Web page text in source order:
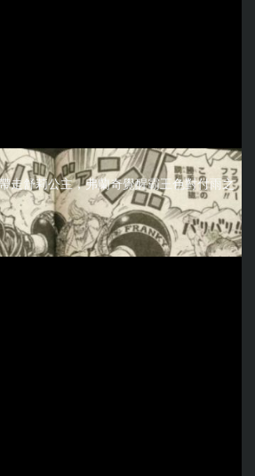
走舒莉公主，弗蘭奇覺醒霸王色對付雨之